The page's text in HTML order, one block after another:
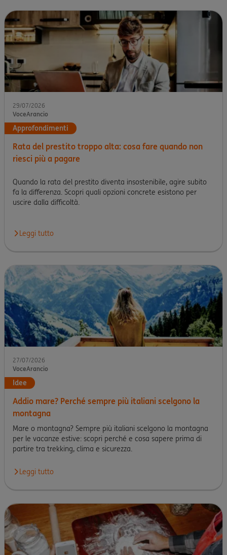
29/07/2026
VoceArancio
Approfondimenti
Rata del prestito troppo alta: cosa fare quando non
riesci più a pagare
Quando la rata del prestito diventa insostenibile, agire subito
fa la differenza. Scopri quali opzioni concrete esistono per
uscire dalla difficoltà.
Leggi tutto
27/07/2026
VoceArancio
Idee
Addio mare? Perché sempre più italiani scelgono la
montagna
Mare o montagna? Sempre più italiani scelgono la montagna
per le vacanze estive: scopri perché e cosa sapere prima di
partire tra trekking, clima e sicurezza.
Leggi tutto